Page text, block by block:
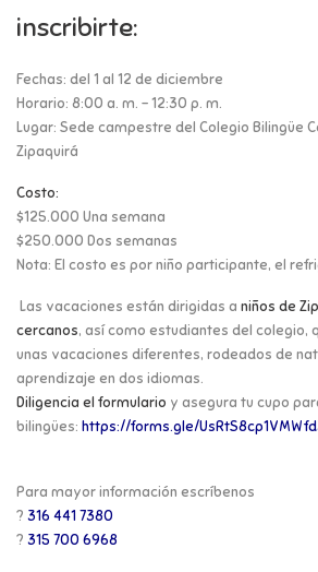
inscribirte:
Fechas: del 1 al 12 de diciembre
Horario: 8:00 a. m. – 12:30 p. m.
Lugar: Sede campestre del Colegio Bilingüe
Zipaquirá
Costo:
$125.000 Una semana
$250.000 Dos semanas
Nota: El costo es por niño participante, el
Las vacaciones están dirigidas a niños de
cercanos, así como estudiantes del colegio,
unas vacaciones diferentes, rodeados de
aprendizaje en dos idiomas.
Diligencia el formulario y asegura tu cupo
bilingües: https://forms.gle/
Para mayor información escríbenos
? 316 441 7380
? 315 700 6968